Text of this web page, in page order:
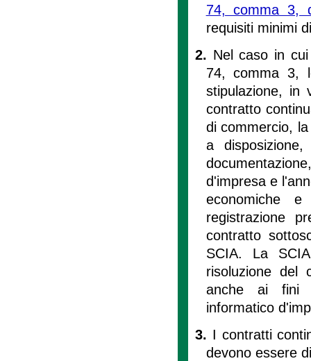
74, comma 3,
requisiti minimi
2. Nel caso in
74, comma
stipulazione, in
contratto
di commercio,
a
d'impresa e
economiche
registrazione
contratto
SCIA. La
risoluzione del
anche ai fini
informatico
3. I contratti
devono essere